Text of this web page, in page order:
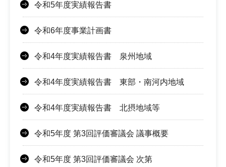
令和5年度実績報告書
令和6年度事業計画書
令和4年度実績報告書 泉州地域
令和4年度実績報告書 東部・南河内地域
令和4年度実績報告書 北摂地域等
令和5年度 第3回評価審議会 議事概要
令和5年度 第3回評価審議会 次第